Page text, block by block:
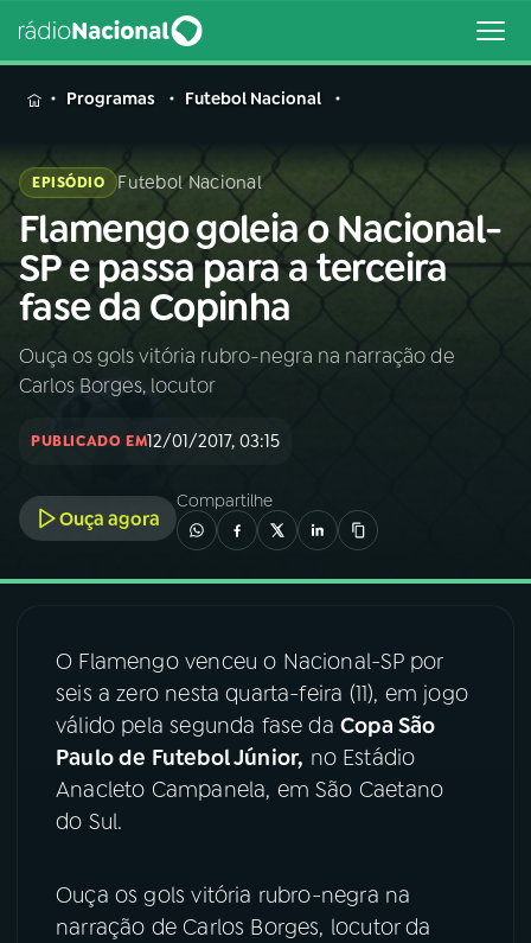
MENU
Buscar
na
Rádio
Nacional
Buscar
AO VIVO
INÍCIO
A RÁDIO
03PROGRAMAÇÃO
04PROGRAMAS
PODCASTS
06VIDEOCASTS
07ÚLTIMAS
Programas Futebol Nacional
EPISÓDIO Futebol Nacional
Flamengo goleia o Nacional-
SP e passa para a terceira
fase da Copinha
Ouça os gols vitória rubro-negra na narração de
Carlos Borges, locutor
PUBLICADO EM12/01/2017, 03:15
Ouça agora
Compartilhe
O Flamengo venceu o Nacional-SP por
seis a zero nesta quarta-feira (11), em jogo
válido pela segunda fase daCopa São
Paulo de Futebol Júnior, no Estádio
Anacleto Campanela, em São Caetano
do Sul.
Ouça os gols vitória rubro-negra na
narração de Carlos Borges, locutor da